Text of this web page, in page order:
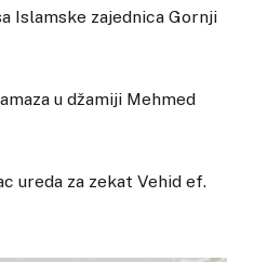
Islamske zajednica Gornji
u džamiji Mehmed
ureda za zekat Vehid ef.